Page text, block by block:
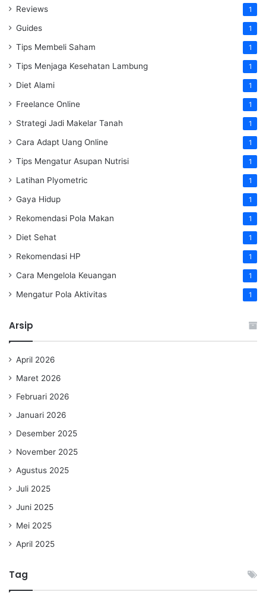
Reviews 1
Guides 1
Tips Membeli Saham 1
Tips Menjaga Kesehatan Lambung 1
Diet Alami 1
Freelance Online 1
Strategi Jadi Makelar Tanah 1
Cara Adapt Uang Online 1
Tips Mengatur Asupan Nutrisi 1
Latihan Plyometric 1
Gaya Hidup 1
Rekomendasi Pola Makan 1
Diet Sehat 1
Rekomendasi HP 1
Cara Mengelola Keuangan 1
Mengatur Pola Aktivitas 1
Arsip
April 2026
Maret 2026
Februari 2026
Januari 2026
Desember 2025
November 2025
Agustus 2025
Juli 2025
Juni 2025
Mei 2025
April 2025
Tag